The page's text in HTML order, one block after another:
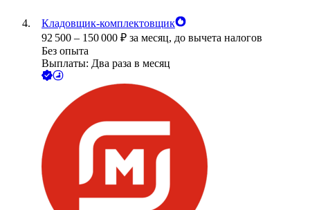
Кладовщик-комплектовщик
92 500 – 150 000 ₽ за месяц, до вычета налогов
Без опыта
Выплаты: Два раза в месяц